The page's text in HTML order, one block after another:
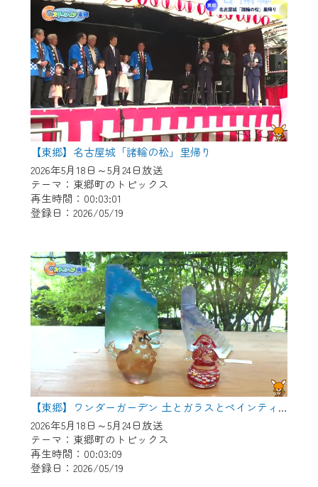
【東郷】名古屋城「諸輪の松」里帰り
2026年5月18日～5月24日放送
テーマ：東郷町のトピックス
再生時間：00:03:01
登録日：2026/05/19
【東郷】ワンダーガーデン 土とガラスとペインティング
2026年5月18日～5月24日放送
テーマ：東郷町のトピックス
再生時間：00:03:09
登録日：2026/05/19